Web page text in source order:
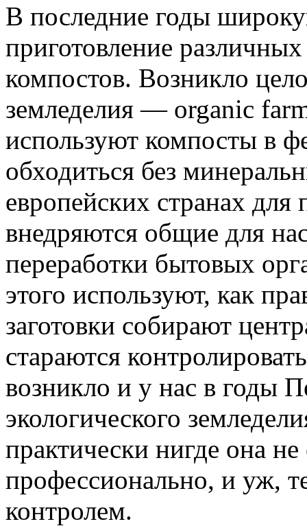
В последние годы
приготовление
компостов. Возникло
земледелия — organic
используют компосты в
обходиться без
европейских странах
внедряются общие для
переработки бытовых
этого используют, как
заготовки собирают
стараются
возникло и у нас в годы
экологического
практически нигде она
профессионально, и уж,
контролем.